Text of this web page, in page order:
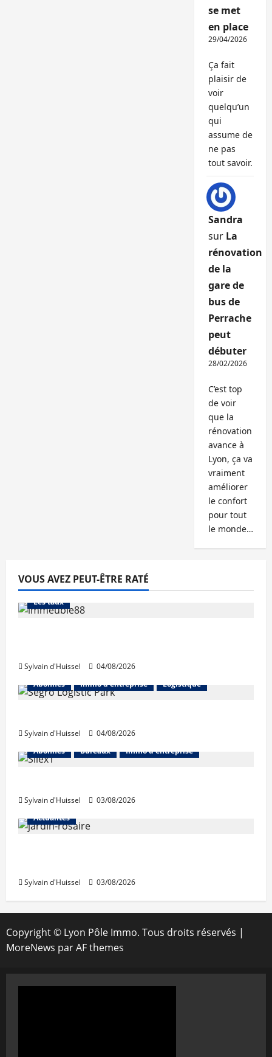
se met
en place
29/04/2026
Ça fait
plaisir de
voir
quelqu’un
qui
assume de
ne pas
tout savoir.
Sandra
sur La
rénovation
de la
gare de
bus de
Perrache
peut
débuter
28/02/2026
C’est top
de voir
que la
rénovation
avance à
Lyon, ça va
vraiment
améliorer
le confort
pour tout
le monde…
VOUS AVEZ PEUT-ÊTRE RATÉ
Abonnés Financement
L'avis des courtiers
Les taux
Sylvain d'Huissel
04/08/2026
Abonnés
Immo d'entreprise Logistique
Sylvain d'Huissel
04/08/2026
Abonnés
Bureaux Immo d'entreprise
Sylvain d'Huissel
03/08/2026
Actualités
Sylvain d'Huissel 03/08/2026
Copyright © Lyon Pôle Immo. Tous droits réservés |
MoreNews par AF themes